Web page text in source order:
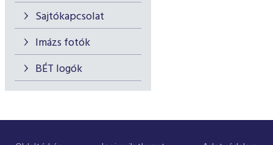
Sajtókapcsolat
Imázs fotók
BÉT logók